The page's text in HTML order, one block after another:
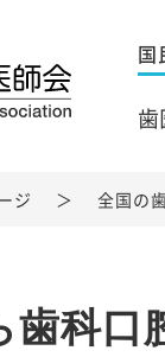
国
歯
ジ 全国の
歯科口